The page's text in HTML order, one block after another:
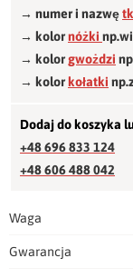
→ numer i nazwę
→ kolornóżki
→ kolorgwożdzi
→ kolorkołatki
Dodaj do koszyka
+48 696 833 124
+48 606 488 042
Waga
Gwarancja